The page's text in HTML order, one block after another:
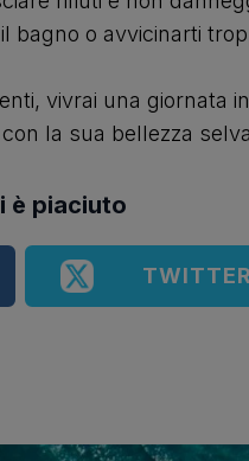
bagno o avvicinarti
vivrai una giornata
la sua bellezza
è piaciuto
TWITTER